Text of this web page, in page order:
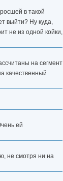
в такой
выйти? Ну куда,
не из одной койки,
на сегмент
качественный
ей
не смотря ни на